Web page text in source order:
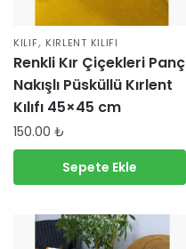
KILIF, KIRLENT KILIFI
Renkli Kır Çiçekleri Panç
Nakışlı Püsküllü Kırlent
Kılıfı 45×45 cm
150.00 ₺
Sepete Ekle